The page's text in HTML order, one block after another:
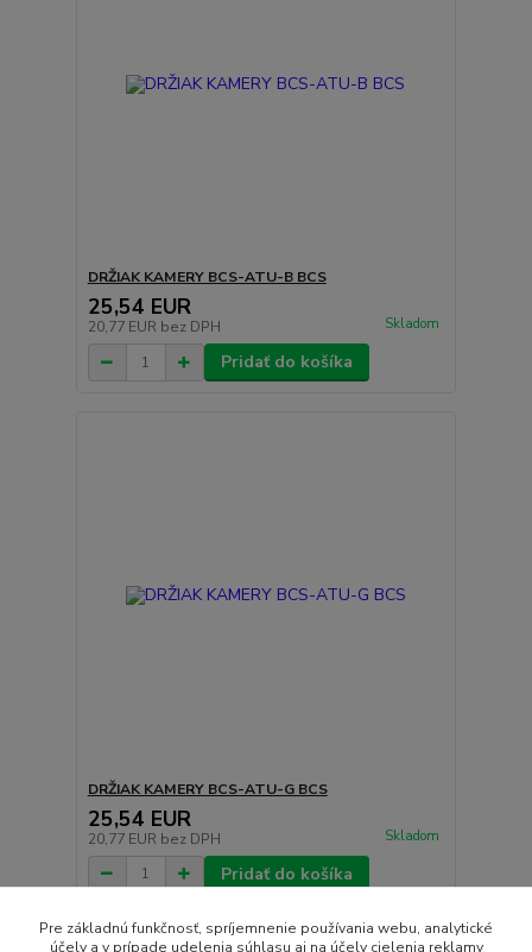
DRŽIAK KAMERY BCS-ATU-B BCS
25,54 EUR
20,77 EUR bez DPH Skladom
Pridať do košíka
DRŽIAK KAMERY BCS-ATU-G BCS
25,54 EUR
20,77 EUR bez DPH Skladom
Pridať do košíka
Pre základnú funkčnosť, spríjemnenie používania webu, analytické
účely a v prípade udelenia súhlasu aj na účely cielenia reklamy